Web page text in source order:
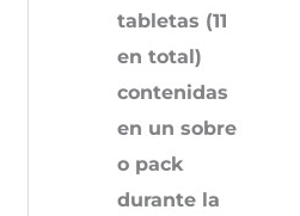
tabletas (11
en total)
contenidas
en un sobre
o pack
durante la